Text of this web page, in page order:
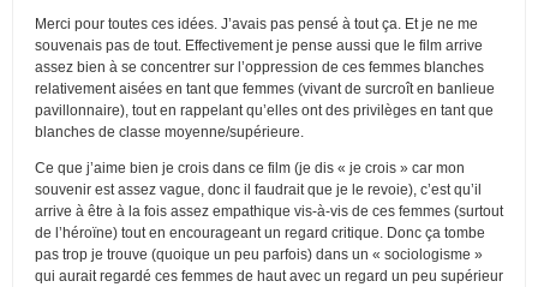
Merci pour toutes ces idées. J’avais pas pensé à tout ça. Et je ne me
souvenais pas de tout. Effectivement je pense aussi que le film arrive
assez bien à se concentrer sur l’oppression de ces femmes blanches
relativement aisées en tant que femmes (vivant de surcroît en banlieue
pavillonnaire), tout en rappelant qu’elles ont des privilèges en tant que
blanches de classe moyenne/supérieure.
Ce que j’aime bien je crois dans ce film (je dis « je crois » car mon
souvenir est assez vague, donc il faudrait que je le revoie), c’est qu’il
arrive à être à la fois assez empathique vis-à-vis de ces femmes (surtout
de l’héroïne) tout en encourageant un regard critique. Donc ça tombe
pas trop je trouve (quoique un peu parfois) dans un « sociologisme »
qui aurait regardé ces femmes de haut avec un regard un peu supérieur